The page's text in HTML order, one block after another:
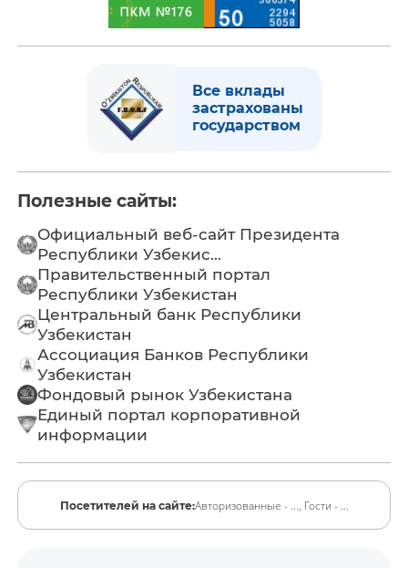
Все вклады
застрахованы
государством
Полезные сайты:
Официальный веб-сайт Президента
Республики Узбекис...
Правительственный портал
Республики Узбекистан
Центральный банк Республики
Узбекистан
Ассоциация Банков Республики
Узбекистан
Фондовый рынок Узбекистана
Единый портал корпоративной
информации
Посетителей на сайте:Авторизованные - ..., Гости - ...